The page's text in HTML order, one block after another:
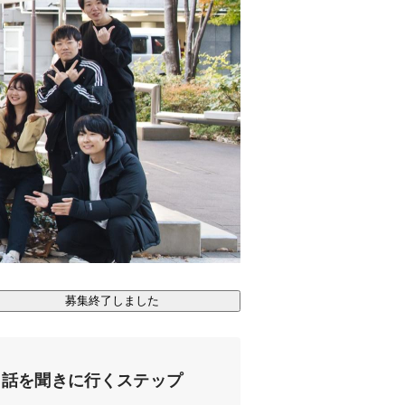
募集終了しました
話を聞きに行くステップ